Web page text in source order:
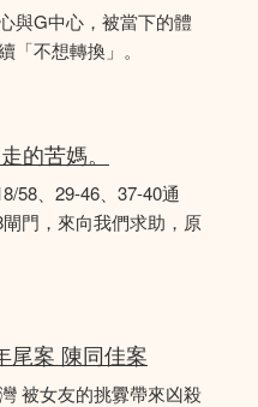
與G中心，被當下的體
「不想轉換」。
的苦媽。
58、29-46、37-40通
門，來向我們求助，原
尾案 陳同佳案
被女友的挑釁帶來凶殺